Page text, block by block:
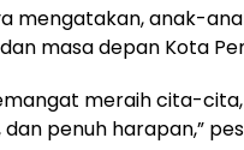
mengatakan, anak-
masa depan Kota
meraih cita-
penuh harapan,”